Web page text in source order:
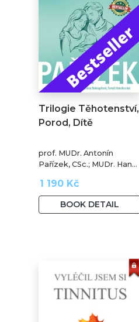
Trilogie Těhotenství,
Porod, Dítě
prof. MUDr. Antonín
Pařízek, CSc.; MUDr. Hana
Milena Dokoupilová; prof.
MUDr. Tomáš Honzík,
Ph.D. a kol.
1 190 Kč
BOOK DETAIL